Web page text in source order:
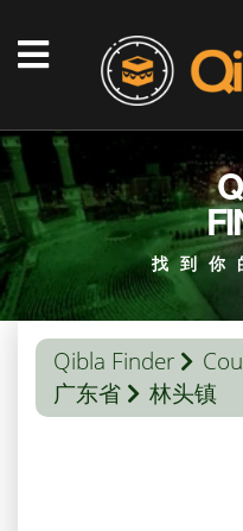
找到你
Qibla Finder
广东省
林头镇